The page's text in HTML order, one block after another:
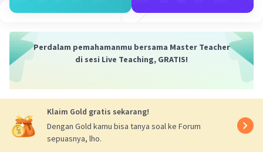
Hermione H Level 11
Terima kasih
Perdalam pemahamanmu bersama Master Teacher
di sesi Live Teaching, GRATIS!
Klaim Gold gratis sekarang!
Dengan Gold kamu bisa tanya soal ke Forum
sepuasnya, lho.